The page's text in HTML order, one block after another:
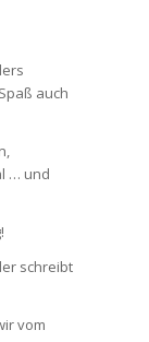
auch
… und
schreibt
vom